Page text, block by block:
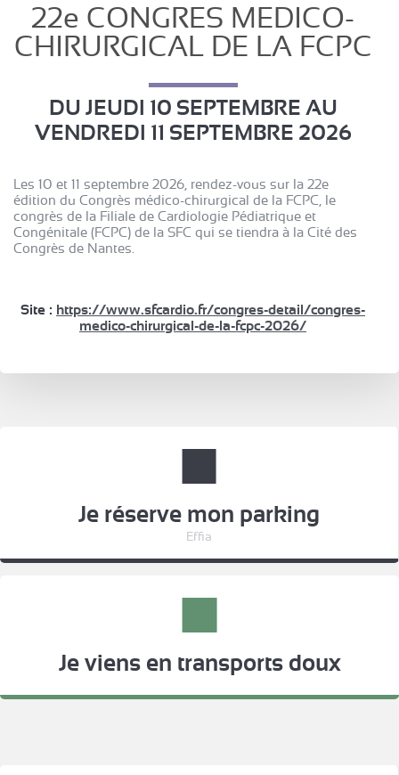
22e CONGRES MEDICO-
CHIRURGICAL DE LA FCPC
DU JEUDI 10 SEPTEMBRE AU
VENDREDI 11 SEPTEMBRE 2026
Les 10 et 11 septembre 2026, rendez-vous sur la 22e
édition du Congrès médico-chirurgical de la FCPC, le
congrès de la Filiale de Cardiologie Pédiatrique et
Congénitale (FCPC) de la SFC qui se tiendra à la Cité des
Congrès de Nantes.
Site : https://www.sfcardio.fr/congres-detail/congres-
medico-chirurgical-de-la-fcpc-2026/
Je réserve mon parking
Effia
Je viens en transports doux